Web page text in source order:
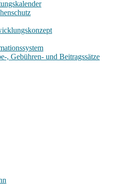
, Gebühren- und Beitragssätze